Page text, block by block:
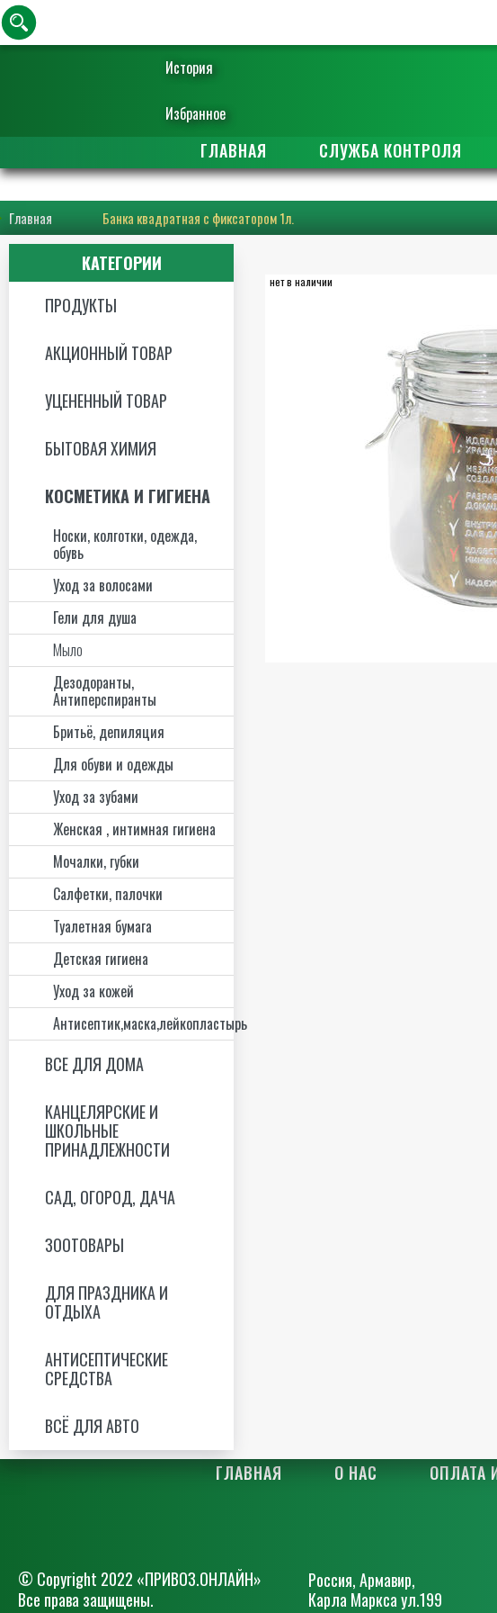
История
Избранное
ГЛАВНАЯ СЛУЖБА КОНТРОЛЯ
Главная Банка квадратная с фиксатором 1л.
КАТЕГОРИИ
ПРОДУКТЫ
АКЦИОННЫЙ ТОВАР
УЦЕНЕННЫЙ ТОВАР
БЫТОВАЯ ХИМИЯ
КОСМЕТИКА И ГИГИЕНА
Носки, колготки, одежда,
обувь
Уход за волосами
Гели для душа
Мыло
Дезодоранты,
Антиперспиранты
Бритьё, депиляция
Для обуви и одежды
Уход за зубами
Женская , интимная гигиена
Мочалки, губки
Салфетки, палочки
Туалетная бумага
Детская гигиена
Уход за кожей
Антисептик,маска,лейкопластырь
ВСЕ ДЛЯ ДОМА
КАНЦЕЛЯРСКИЕ И
ШКОЛЬНЫЕ
ПРИНАДЛЕЖНОСТИ
САД, ОГОРОД, ДАЧА
ЗООТОВАРЫ
ДЛЯ ПРАЗДНИКА И
ОТДЫХА
АНТИСЕПТИЧЕСКИЕ
СРЕДСТВА
ВСЁ ДЛЯ АВТО
нет в наличии
ГЛАВНАЯ О НАС ОПЛАТА
Россия, Армавир,
Карла Маркса ул.199
© Сopyright 2022 «ПРИВОЗ.ОНЛАЙН»
Все права защищены.